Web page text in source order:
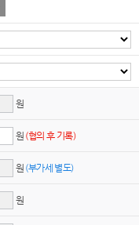
원
원 (협의 후 기록)
원 (부가세 별도)
원